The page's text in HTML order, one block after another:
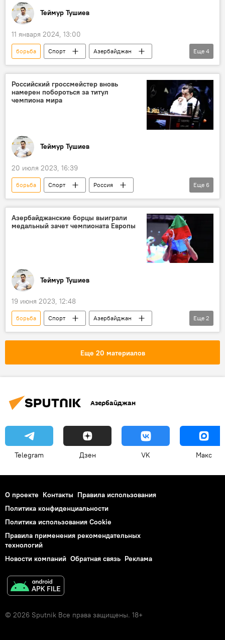
Теймур Тушиев
11 января 2024, 13:00
борьба Спорт
Азербайджан
Вольная борьба
медаль
Хорватия
Загреб
Еще 4
Российский гроссмейстер вновь
намерен побороться за титул
чемпиона мира
Теймур Тушиев
20 июля 2023, 16:39
борьба Спорт
Россия
Ян Непомнящий
Шахматы
чемпион мира
Кубок мира по шахматам
Азербайджан
Еще 6
Азербайджанские борцы выиграли
медальный зачет чемпионата Европы
Теймур Тушиев
19 июня 2023, 12:48
борьба Спорт
Азербайджан
Юниоры
Чемпионат Европы
Еще 2
Еще 20 материалов
Азербайджан
Telegram Дзен VK Макс
О проекте Контакты Правила использования
Политика конфиденциальности
Политика использования Cookie
Правила применения рекомендательных
технологий
Новости компаний Обратная связь Реклама
© 2026 Sputnik Все права защищены. 18+